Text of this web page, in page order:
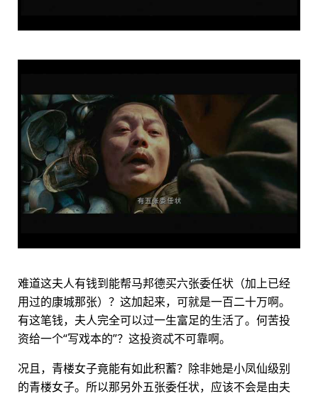
难道这夫人有钱到能帮马邦德买六张委任状（加上已经
用过的康城那张）？这加起来，可就是一百二十万啊。
有这笔钱，夫人完全可以过一生富足的生活了。何苦投
资给一个“写戏本的”？这投资忒不可靠啊。
况且，青楼女子竟能有如此积蓄？除非她是小凤仙级别
的青楼女子。所以那另外五张委任状，应该不会是由夫